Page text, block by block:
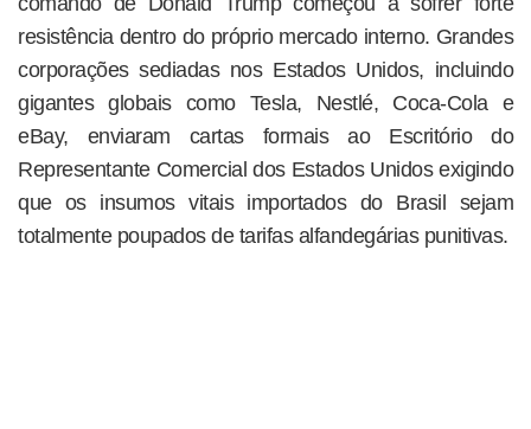
resistência dentro do próprio mercado interno. Grandes
corporações sediadas nos Estados Unidos, incluindo
gigantes globais como Tesla, Nestlé, Coca-Cola e
eBay, enviaram cartas formais ao Escritório do
Representante Comercial dos Estados Unidos exigindo
que os insumos vitais importados do Brasil sejam
totalmente poupados de tarifas alfandegárias punitivas.